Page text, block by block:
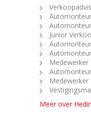
Junior
Medewerker
Medewerker
Meer over